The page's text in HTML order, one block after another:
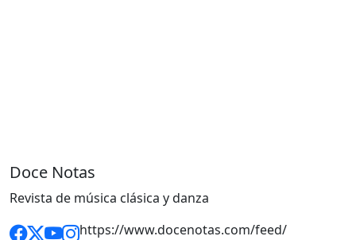
Doce Notas
Revista de música clásica y danza
https://www.docenotas.com/feed/